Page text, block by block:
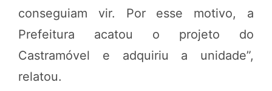
conseguiam vir. Por esse motivo, a
Prefeitura acatou o projeto do
Castramóvel e adquiriu a unidade”,
relatou.